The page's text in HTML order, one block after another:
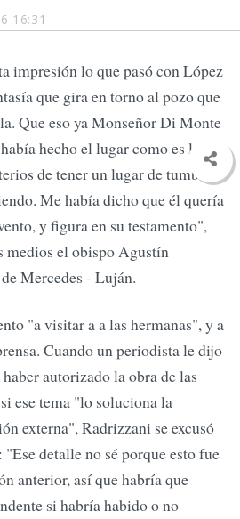
16:31
impresión lo que pasó con López
que gira en torno al pozo que
Que eso ya Monseñor Di Monte
hecho el lugar como es la
de tener un lugar de tumba
Me había dicho que él quería
y figura en su testamento",
medios el obispo Agustín
Mercedes - Luján.
"a visitar a a las hermanas", y a
Cuando un periodista le dijo
autorizado la obra de las
ese tema "lo soluciona la
externa", Radrizzani se excusó
detalle no sé porque esto fue
anterior, así que habría que
si habría habido o no